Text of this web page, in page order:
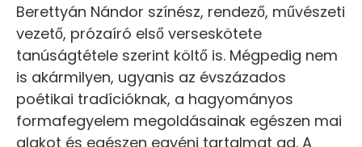
Berettyán Nándor színész, rendező, művészeti
vezető, prózaíró első verseskötete
tanúságtétele szerint költő is. Mégpedig nem
is akármilyen, ugyanis az évszázados
poétikai tradícióknak, a hagyományos
formafegyelem megoldásainak egészen mai
alakot és egészen egyéni tartalmat ad. A